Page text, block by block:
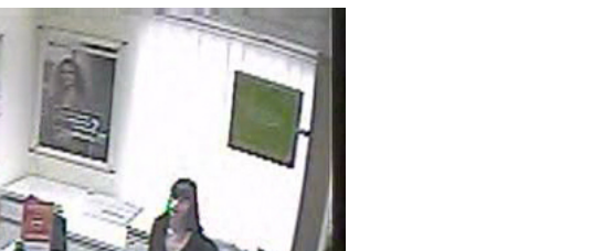
FacebookTwitter